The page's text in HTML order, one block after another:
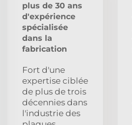
plus de 30 ans
d'expérience
spécialisée
dans la
fabrication
Fort d'une
expertise ciblée
de plus de trois
décennies dans
l'industrie des